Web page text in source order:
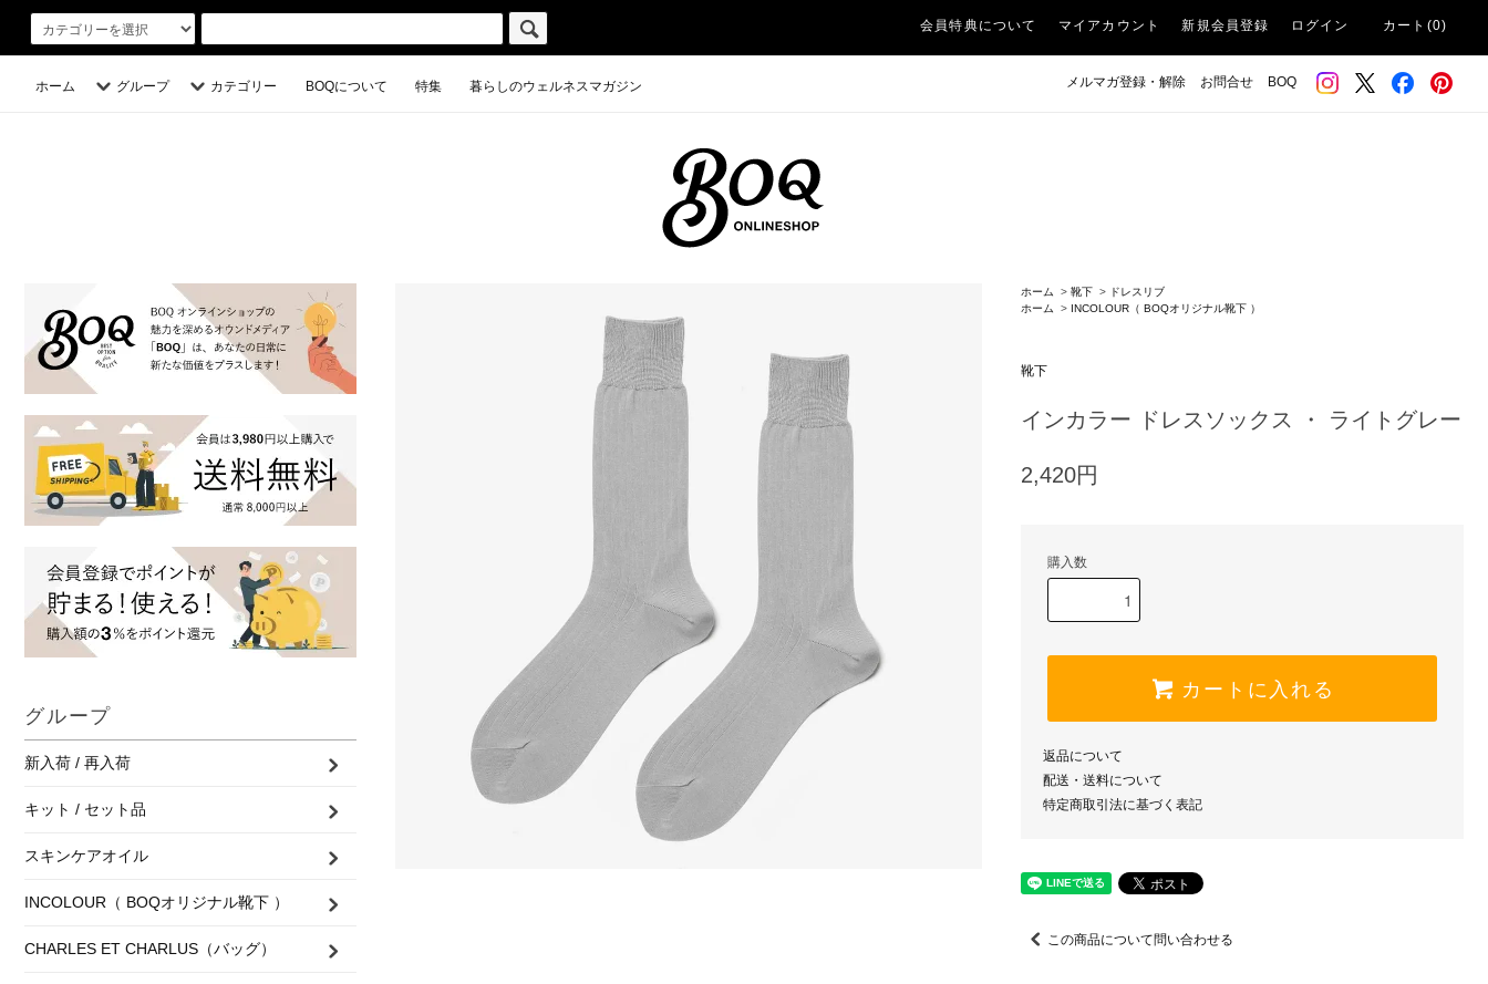
会員特典について マイアカウント 新規会員登録 ログイン カート(0)
ホーム グループ カテゴリー BOQについて 特集 暮らしのウェルネスマガジン メルマガ登録・解除 お問合せ BOQ
ホーム > 靴下 > ドレスリブ
ホーム
> INCOLOUR（ BOQオリジナル靴下 ）
靴下
インカラー ドレスソックス ・ ライトグレー
2,420円
購入数
カートに入れる
返品について
配送・送料について
特定商取引法に基づく表記
この商品について問い合わせる
グループ
新入荷 / 再入荷
キット / セット品
スキンケアオイル
INCOLOUR（ BOQオリジナル靴下 ）
CHARLES ET CHARLUS（バッグ）